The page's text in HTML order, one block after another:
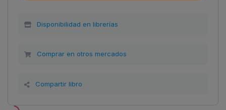
Disponibilidad en librerías
Comprar en otros mercados
Compartir libro